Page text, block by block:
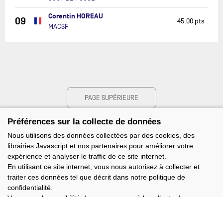
09 Corentin HOREAU
MACSF
45.00 pts
PAGE SUPÉRIEURE
Préférences sur la collecte de données
Nous utilisons des données collectées par des cookies, des
librairies Javascript et nos partenaires pour améliorer votre
expérience et analyser le traffic de ce site internet.
En utilisant ce site internet, vous nous autorisez à collecter et
traiter ces données tel que décrit dans notre politique de
confidentialité.